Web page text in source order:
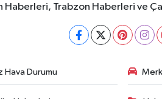
Haberleri, Trabzon Haberleri ve
Hava Durumu